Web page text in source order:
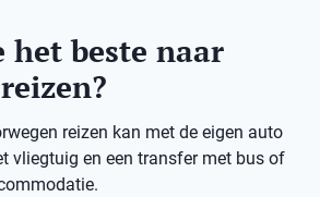
het beste naar
reizen kan met de eigen auto
vliegtuig en een transfer met bus of